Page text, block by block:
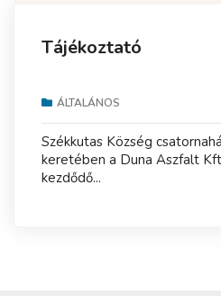
Tájékoztató
ÁLTALÁNOS
Székkutas Község
keretében a Duna Aszfalt
kezdődő...